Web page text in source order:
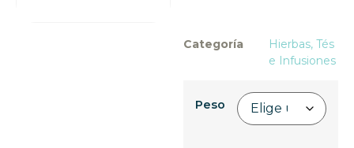
Categoría
Hierbas, Tés
e Infusiones
Peso